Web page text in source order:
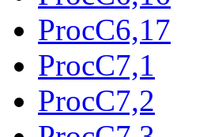
ProcC6,17
ProcC7,1
ProcC7,2